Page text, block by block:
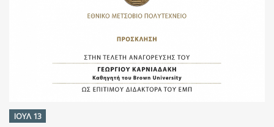
ΙΟΥΛ 13